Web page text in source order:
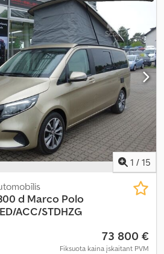
elektroninė stabilumo
sistema, kruizo kontrolė,
oro pagalvė,
durys, suodžių filtras,
1 / 15
d Marco Polo
ACC/STDHZG
73 800 €
Fiksuota kaina įskaitant PVM